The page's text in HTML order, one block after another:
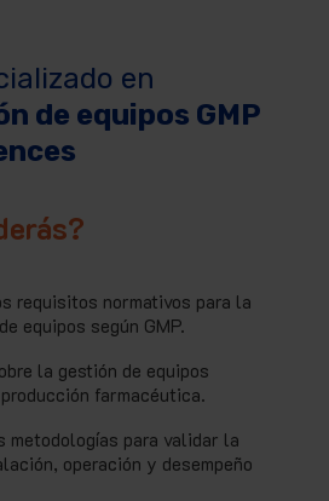
en
de equipos GMP
requisitos normativos para la
equipos según GMP.
la gestión de equipos
farmacéutica.
metodologías para validar la
operación y desempeño